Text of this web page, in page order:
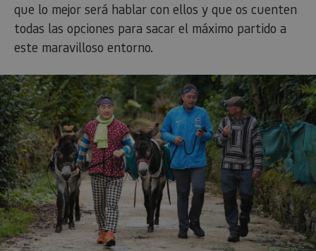
que lo mejor será hablar con ellos y que os cuenten
todas las opciones para sacar el máximo partido a
este maravilloso entorno.